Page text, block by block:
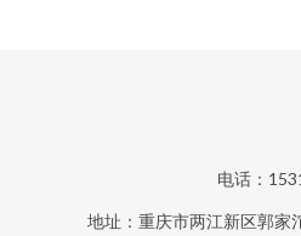
电话：
地址：重庆市两江新区郭家